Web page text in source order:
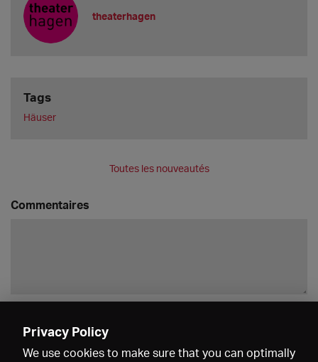
theaterhagen
Tags
Häuser
Toutes les nouveautés
Commentaires
Privacy Policy
We use cookies to make sure that you can optimally